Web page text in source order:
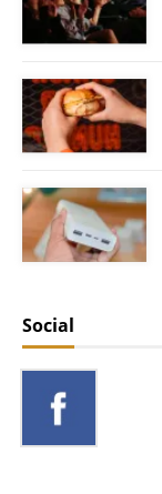
Social